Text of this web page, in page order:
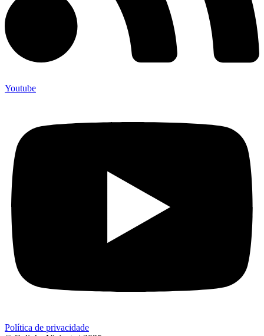
Youtube
Política de privacidade